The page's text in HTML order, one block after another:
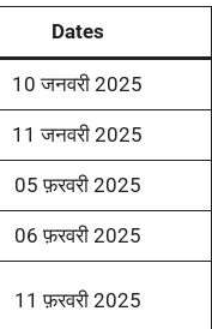
Dates
10 जनवरी 2025
11 जनवरी 2025
05 फ़रवरी 2025
06 फ़रवरी 2025
11 फ़रवरी 2025